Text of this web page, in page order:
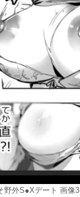
野外S●Xデート 画像3